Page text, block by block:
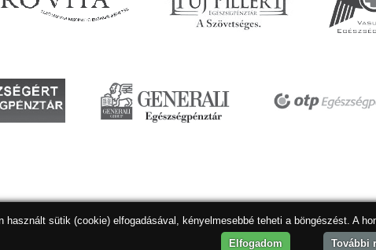
használt sütik (cookie) elfogadásával, kényelmesebbé teheti a böngészést. A
Elfogadom
További